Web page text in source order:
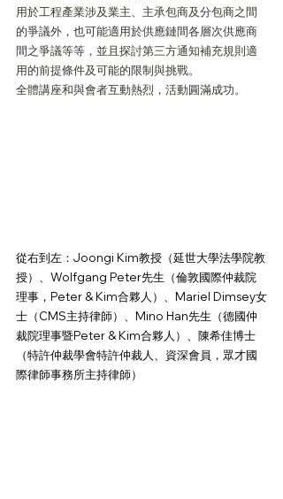
用於工程產業涉及業主、主承包商及分包商之間
的爭議外，也可能適用於供應鏈間各層次供應商
間之爭議等等，並且探討第三方通知補充規則適
用的前提條件及可能的限制與挑戰。
全體講座和與會者互動熱烈，活動圓滿成功。
從右到左：Joongi Kim教授（延世大學法學院教
授）、Wolfgang Peter先生（倫敦國際仲裁院
理事，Peter & Kim合夥人）、Mariel Dimsey女
士（CMS主持律師）、Mino Han先生（德國仲
裁院理事暨Peter & Kim合夥人）、陳希佳博士
（特許仲裁學會特許仲裁人、資深會員，眾才國
際律師事務所主持律師）